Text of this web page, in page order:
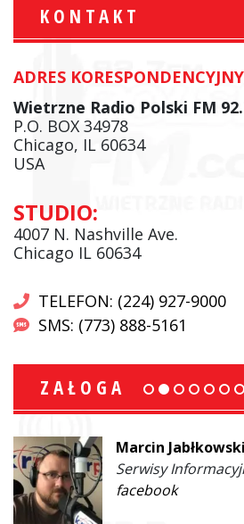
KONTAKT
ADRES
Wietrzne Radio Polski FM
P.O. BOX 34978
Chicago, IL 60634
USA
STUDIO:
4007 N. Nashville Ave.
Chicago IL 60634
TELEFON: (224) 927-9000
SMS: (773) 888-5161
ZAŁOGA
Marcin
Serwisy
facebook